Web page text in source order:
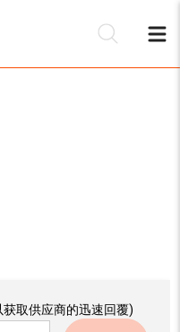
取供应商的迅速回覆)